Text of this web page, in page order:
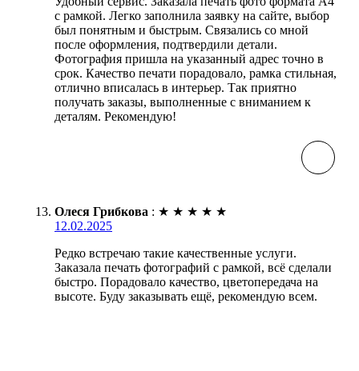
с рамкой. Легко заполнила заявку на сайте, выбор
был понятным и быстрым. Связались со мной
после оформления, подтвердили детали.
Фотография пришла на указанный адрес точно в
срок. Качество печати порадовало, рамка стильная,
отлично вписалась в интерьер. Так приятно
получать заказы, выполненные с вниманием к
деталям. Рекомендую!
Олеся Грибкова : ★ ★ ★ ★ ★
12.02.2025
Редко встречаю такие качественные услуги.
Заказала печать фотографий с рамкой, всё сделали
быстро. Порадовало качество, цветопередача на
высоте. Буду заказывать ещё, рекомендую всем.